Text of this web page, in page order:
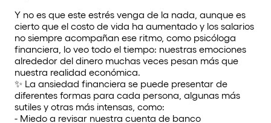
Y no es que este estrés venga de la nada, aunque es
cierto que el costo de vida ha aumentado y los salarios
no siempre acompañan ese ritmo, como psicóloga
financiera, lo veo todo el tiempo: nuestras emociones
alrededor del dinero muchas veces pesan más que
nuestra realidad económica.
✨ La ansiedad financiera se puede presentar de
diferentes formas para cada persona, algunas más
sutiles y otras más intensas, como:
- Miedo a revisar nuestra cuenta de banco